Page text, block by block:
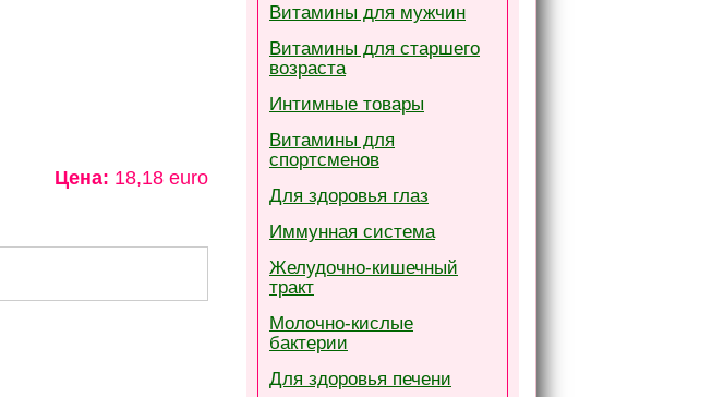
Цена: 18,18 euro
Витамины для мужчин
Витамины для старшего
возраста
Интимные товары
Витамины для
спортсменов
Для здоровья глаз
Иммунная система
Желудочно-кишечный
тракт
Молочно-кислые
бактерии
Для здоровья печени